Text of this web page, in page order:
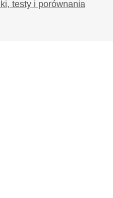
opublikowany.